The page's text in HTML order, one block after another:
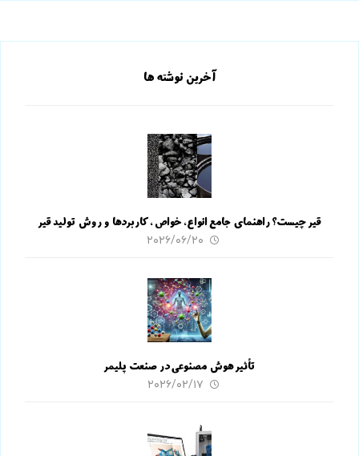
آخرین نوشته ها
قیر چیست؟ راهنمای جامع انواع، خواص، کاربردها و روش تولید قیر
۲۰۲۶/۰۶/۲۰
تأثیر هوش مصنوعی در صنعت پلیمر
۲۰۲۶/۰۲/۱۷